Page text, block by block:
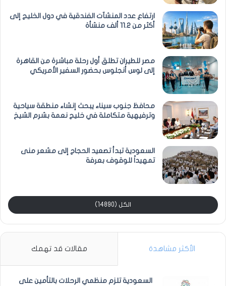
ارتفاع عدد المنشآت الفندقية في دول الخليج إلى
أكثر من 11.2 ألف منشأة
مصر للطيران تطلق أول رحلة مباشرة من القاهرة
إلى لوس أنجلوس بحضور السفير الأمريكي
محافظ جنوب سيناء يبحث إنشاء منطقة سياحية
وترفيهية متكاملة في خليج نعمة بشرم الشيخ
السعودية تبدأ تصعيد الحجاج إلى مشعر منى
تمهيداً للوقوف بعرفة
الكل (14890)
الأكثر مشاهدة مقالات قد تهمك
السعودية تلزم منظمي الرحلات بالتأمين على